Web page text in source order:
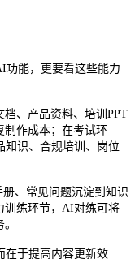
功能，更要看这些能力
、产品资料、培训 PPT
制作成本；在考试环
知识、合规培训、岗位
册、常见问题沉淀到知识
训练环节，AI对练可将
在于提高内容更新效